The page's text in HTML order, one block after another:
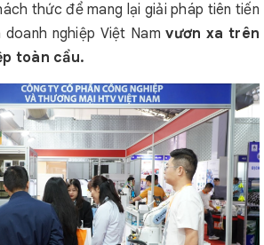
thức để mang lại giải pháp tiên tiến
doanh nghiệp Việt Namvươn xa trên
toàn cầu.